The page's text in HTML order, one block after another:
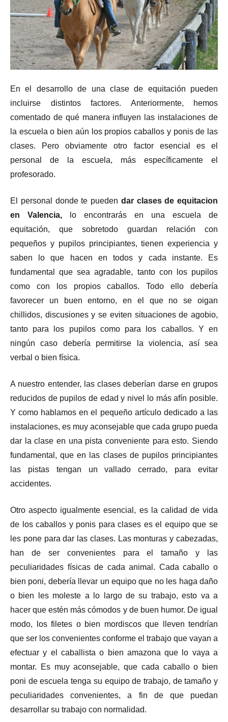
En el desarrollo de una clase de equitación pueden
incluirse distintos factores. Anteriormente, hemos
comentado de qué manera influyen las instalaciones de
la escuela o bien aún los propios caballos y ponis de las
clases. Pero obviamente otro factor esencial es el
personal de la escuela, más específicamente el
profesorado.
El personal donde te pueden dar clases de equitacion
en Valencia,
lo encontrarás en una escuela de
equitación, que sobretodo guardan relación con
pequeños y pupilos principiantes, tienen experiencia y
saben lo que hacen en todos y cada instante. Es
fundamental que sea agradable, tanto con los pupilos
como con los propios caballos. Todo ello debería
favorecer un buen entorno, en el que no se oigan
chillidos, discusiones y se eviten situaciones de agobio,
tanto para los pupilos como para los caballos. Y en
ningún caso debería permitirse la violencia, así sea
verbal o bien física.
A nuestro entender, las clases deberían darse en grupos
reducidos de pupilos de edad y nivel lo más afín posible.
Y como hablamos en el pequeño artículo dedicado a las
instalaciones, es muy aconsejable que cada grupo pueda
dar la clase en una pista conveniente para esto. Siendo
fundamental, que en las clases de pupilos principiantes
las pistas tengan un vallado cerrado, para evitar
accidentes.
Otro aspecto igualmente esencial, es la calidad de vida
de los caballos y ponis para clases es el equipo que se
les pone para dar las clases. Las monturas y cabezadas,
han de ser convenientes para el tamaño y las
peculiaridades físicas de cada animal. Cada caballo o
bien poni, debería llevar un equipo que no les haga daño
o bien les moleste a lo largo de su trabajo, esto va a
hacer que estén más cómodos y de buen humor. De igual
modo, los filetes o bien mordiscos que lleven tendrían
que ser los convenientes conforme el trabajo que vayan a
efectuar y el caballista o bien amazona que lo vaya a
montar. Es muy aconsejable, que cada caballo o bien
poni de escuela tenga su equipo de trabajo, de tamaño y
peculiaridades convenientes, a fin de que puedan
desarrollar su trabajo con normalidad.